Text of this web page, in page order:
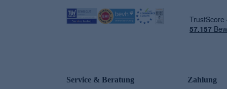
Service & Beratung Zahlung